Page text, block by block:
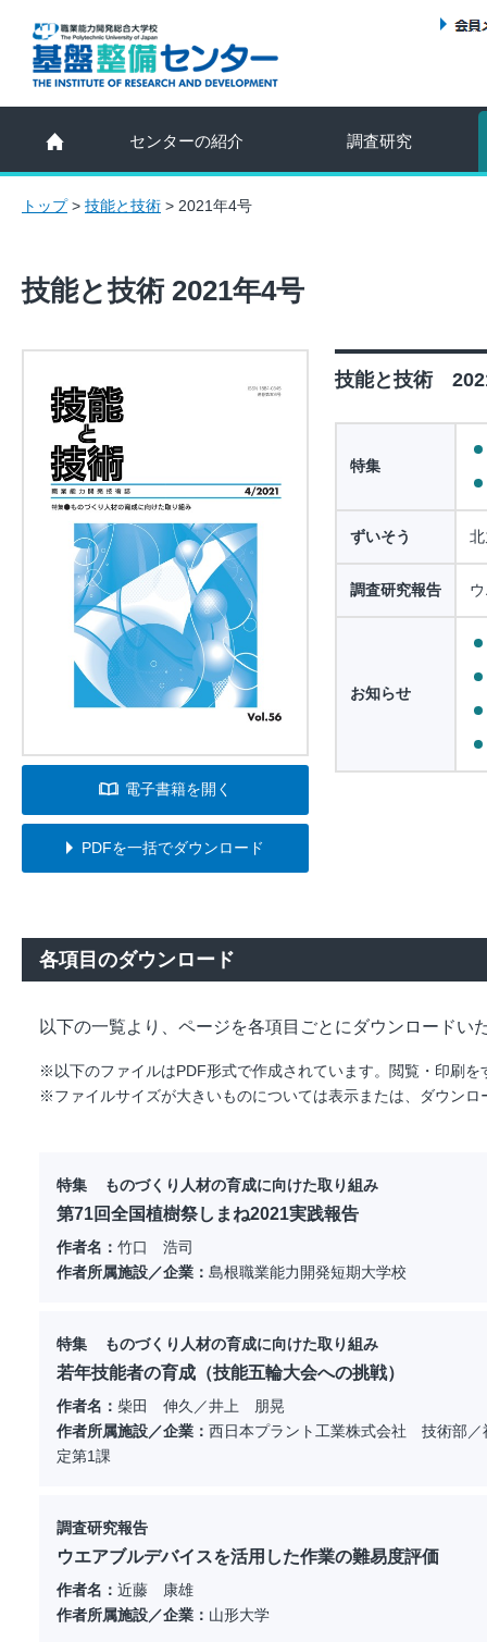
センターの紹介 調査研究
トップ> 技能と技術 > 2021年4号
技能と技術 2021年4号
電子書籍を開く
PDFを一括でダウンロード
技能と技術
特集
ずいそう
調査研究報告
お知らせ
各項目のダウンロード
以下の一覧より、ページを各項目ごとにダウンロードい
※以下のファイルはPDF形式で作成されています。閲覧・印刷
※ファイルサイズが大きいものについては表示または、ダウン
特集 ものづくり人材の育成に向けた取り組み
第71回全国植樹祭しまね2021実践報告
作者名： 竹口 浩司
作者所属施設／企業： 島根職業能力開発短期大学校
特集 ものづくり人材の育成に向けた取り組み
若年技能者の育成（技能五輪大会への挑戦）
作者名： 柴田 伸久／井上 朋晃
作者所属施設／企業： 西日本プラント工業株式会社 技術部
定第1課
調査研究報告
ウエアブルデバイスを活用した作業の難易度評価
作者名： 近藤 康雄
作者所属施設／企業： 山形大学